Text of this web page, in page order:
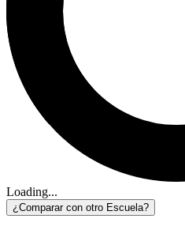
Loading...
¿Comparar con otro Escuela?